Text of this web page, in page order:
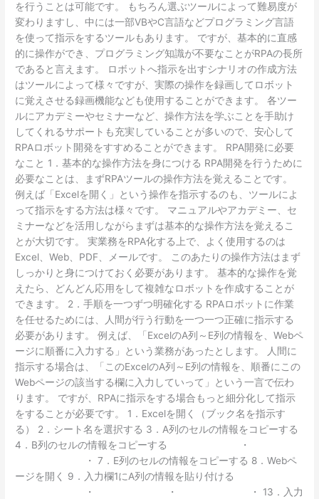
を行うことは可能です。 もちろん選ぶツールによって難易度が
変わりますし、中には一部VBやC言語などプログラミング言語
を使って指示をするツールもあります。 ですが、基本的に直感
的に操作ができ、プログラミング知識が不要なことがRPAの長所
であると言えます。 ロボットへ指示を出すシナリオの作成方法
はツールによって様々ですが、実際の操作を録画してロボット
に覚えさせる録画機能なども使用することができます。 各ツー
ルにアカデミーやセミナーなど、操作方法を学ぶことを手助け
してくれるサポートも充実していることが多いので、安心して
RPAロボット開発をすすめることができます。 RPA開発に必要
なこと 1．基本的な操作方法を身につける RPA開発を行うために
必要なことは、まずRPAツールの操作方法を覚えることです。
例えば「Excelを開く」という操作を指示するのも、ツールによ
って指示をする方法は様々です。 マニュアルやアカデミー、セ
ミナーなどを活用しながらまずは基本的な操作方法を覚えるこ
とが大切です。 実業務をRPA化する上で、よく使用するのは
Excel、Web、PDF、メールです。 このあたりの操作方法はまず
しっかりと身につけておく必要があります。 基本的な操作を覚
えたら、どんどん応用をして複雑なロボットを作成することが
できます。 2．手順を一つずつ明確化する RPAロボットに作業
を任せるためには、人間が行う行動を一つ一つ正確に指示する
必要があります。 例えば、「ExcelのA列～E列の情報を、Webペ
ージに順番に入力する」という業務があったとします。 人間に
指示する場合は、「このExcelのA列～E列の情報を、順番にこの
Webページの該当する欄に入力していって」という一言で伝わ
ります。 ですが、RPAに指示をする場合もっと細分化して指示
をすることが必要です。 1．Excelを開く（ブック名を指示す
る） 2．シート名を選択する 3．A列のセルの情報をコピーする
4．B列のセルの情報をコピーする ・
・ 7．E列のセルの情報をコピーする 8．Webペ
ージを開く 9．入力欄1にA列の情報を貼り付ける
・ ・ ・ 13．入力